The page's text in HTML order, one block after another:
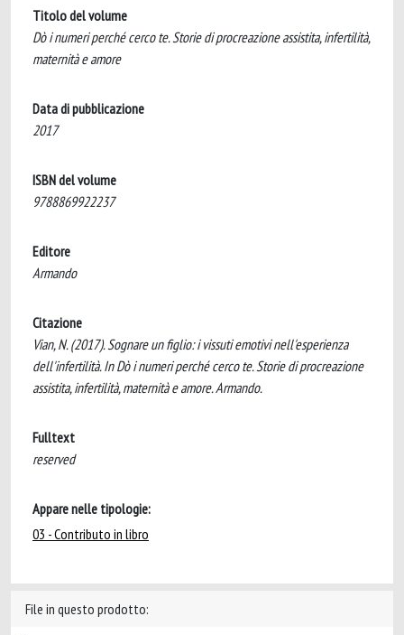
Titolo del volume
Dò i numeri perché cerco te. Storie di procreazione assistita, infertilità,
maternità e amore
Data di pubblicazione
2017
ISBN del volume
9788869922237
Editore
Armando
Citazione
Vian, N. (2017). Sognare un figlio: i vissuti emotivi nell'esperienza
dell'infertilità. In Dò i numeri perché cerco te. Storie di procreazione
assistita, infertilità, maternità e amore. Armando.
Fulltext
reserved
Appare nelle tipologie:
03 - Contributo in libro
File in questo prodotto: